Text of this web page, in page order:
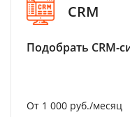
CRM
Подобрать CRM-
От 1 000 руб./месяц